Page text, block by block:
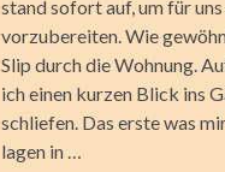
stand sofort auf, um für
vorzubereiten. Wie
Slip durch die Wohnung.
ich einen kurzen Blick ins
schliefen. Das erste was
lagen in …